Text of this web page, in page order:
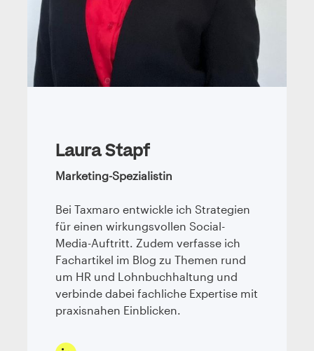
Laura Stapf
Marketing-Spezialistin
Bei Taxmaro entwickle ich Strategien
für einen wirkungsvollen Social-
Media-Auftritt. Zudem verfasse ich
Fachartikel im Blog zu Themen rund
um HR und Lohnbuchhaltung und
verbinde dabei fachliche Expertise mit
praxisnahen Einblicken.